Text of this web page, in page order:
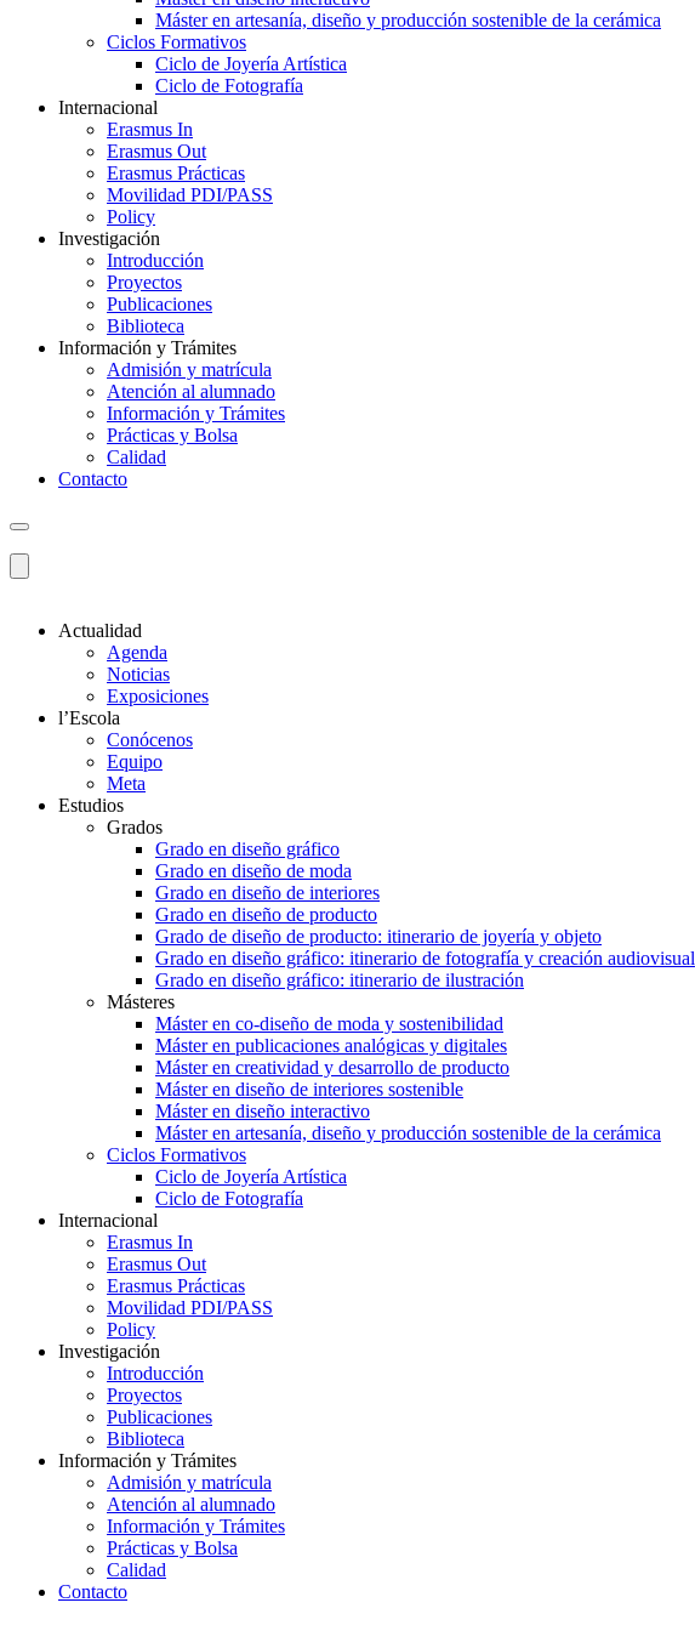
Máster en artesanía, diseño y producción sostenible de la cerámica
Ciclos Formativos
Ciclo de Joyería Artística
Ciclo de Fotografía
Internacional
Erasmus In
Erasmus Out
Erasmus Prácticas
Movilidad PDI/PASS
Policy
Investigación
Introducción
Proyectos
Publicaciones
Biblioteca
Información y Trámites
Admisión y matrícula
Atención al alumnado
Información y Trámites
Prácticas y Bolsa
Calidad
Contacto
Actualidad
Agenda
Noticias
Exposiciones
l’Escola
Conócenos
Equipo
Meta
Estudios
Grados
Grado en diseño gráfico
Grado en diseño de moda
Grado en diseño de interiores
Grado en diseño de producto
Grado de diseño de producto: itinerario de joyería y objeto
Grado en diseño gráfico: itinerario de fotografía y creación audiovisual
Grado en diseño gráfico: itinerario de ilustración
Másteres
Máster en co-diseño de moda y sostenibilidad
Máster en publicaciones analógicas y digitales
Máster en creatividad y desarrollo de producto
Máster en diseño de interiores sostenible
Máster en diseño interactivo
Máster en artesanía, diseño y producción sostenible de la cerámica
Ciclos Formativos
Ciclo de Joyería Artística
Ciclo de Fotografía
Internacional
Erasmus In
Erasmus Out
Erasmus Prácticas
Movilidad PDI/PASS
Policy
Investigación
Introducción
Proyectos
Publicaciones
Biblioteca
Información y Trámites
Admisión y matrícula
Atención al alumnado
Información y Trámites
Prácticas y Bolsa
Calidad
Contacto